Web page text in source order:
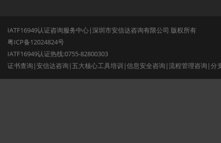
IATF16949认证咨询服务中心|深圳市安信达咨询有限公司 版权所有
粤ICP备12024824号
IATF16949认证热线:0755-82800303
证书查询 |安信达咨询 | 五大核心工具培训 |信息安全咨询 |流程管理咨询 |分